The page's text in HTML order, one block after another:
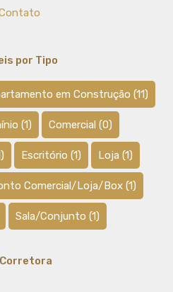
por Tipo
em Construção (11)
(1) Comercial (0)
Escritório (1) Loja (1)
Comercial/Loja/Box(1)
Sala/Conjunto (1)